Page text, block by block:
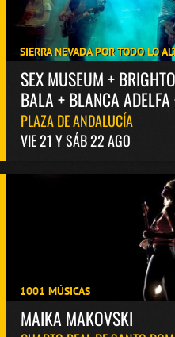
SIERRA NEVADA POR TODO LO
SEX MUSEUM +
BALA + BLANCA
PLAZA DE ANDALUCÍA
VIE 21 Y SÁB 22 AGO
1001 MÚSICAS
MAIKA MAKOVSKI